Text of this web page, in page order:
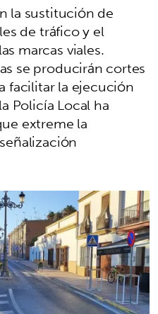
la sustitución de
de tráfico y el
marcas viales.
se producirán cortes
facilitar la ejecución
Policía Local ha
extreme la